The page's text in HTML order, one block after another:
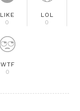
LIKE
0
LOL
0
WTF
0